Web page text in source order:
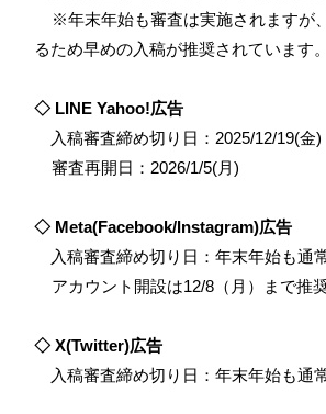
※年末年始も審査は実施されますが
るため早めの入稿が推奨されています。
◇ LINE Yahoo!広告
入稿審査締め切り日：2025/12/19(金)
審査再開日：2026/1/5(月)
◇ Meta(Facebook/Instagram)広告
入稿審査締め切り日：年末年始も通
アカウント開設は12/8（月）まで推
◇ X(Twitter)広告
入稿審査締め切り日：年末年始も通